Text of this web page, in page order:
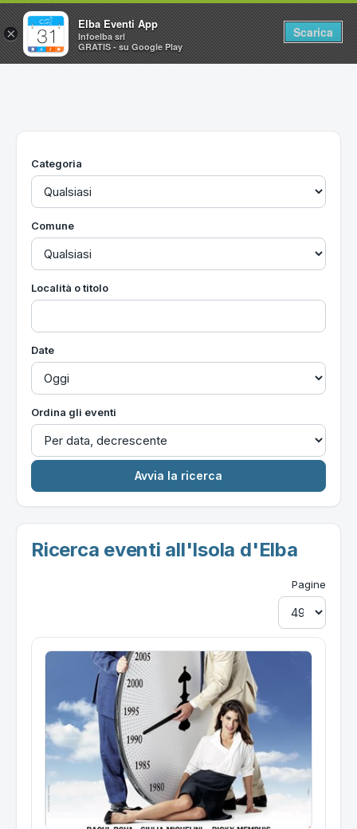
Home
Utilità
Categoria
Comune
Località o titolo
Date
Ordina gli eventi
Ricerca eventi all'Isola d'Elba
Pagine
×
Elba Eventi App
Infoelba srl
GRATIS - su Google Play
Scarica